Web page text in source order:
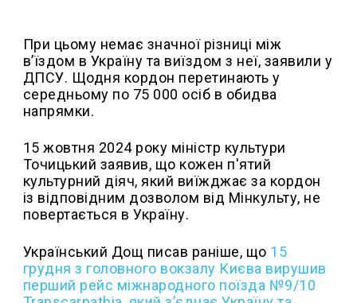
При цьому немає значної різниці між
в’їздом в Україну та виїздом з неї, заявили у
ДПСУ. Щодня кордон перетинають у
середньому по 75 000 осіб в обидва
напрямки.
15 жовтня 2024 року міністр культури
Точицький заявив, що кожен п'ятий
культурний діяч, який виїжджає за кордон
із відповідним дозволом від Мінкульту, не
повертається в Україну.
Український Дощ писав раніше, що 15
грудня з головного вокзалу Києва вирушив
перший рейс міжнародного поїзда №9/10